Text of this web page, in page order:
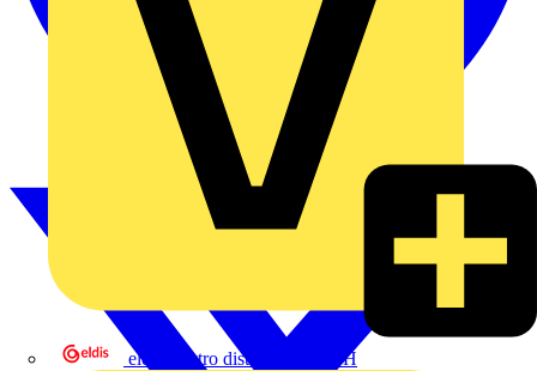
eldis electro distributor GmbH